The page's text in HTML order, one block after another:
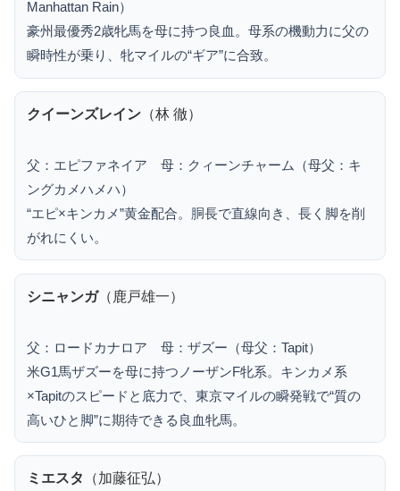
Manhattan Rain）
豪州最優秀2歳牝馬を母に持つ良血。母系の機動力に父の
瞬時性が乗り、牝マイルの“ギア”に合致。
クイーンズレイン（林 徹）
父：エピファネイア 母：クィーンチャーム（母父：キ
ングカメハメハ）
“エピ×キンカメ”黄金配合。胴長で直線向き、長く脚を削
がれにくい。
シニャンガ（鹿戸雄一）
父：ロードカナロア 母：ザズー（母父：Tapit）
米G1馬ザズーを母に持つノーザンF牝系。キンカメ系
×Tapitのスピードと底力で、東京マイルの瞬発戦で“質の
高いひと脚”に期待できる良血牝馬。
ミエスタ （加藤征弘）